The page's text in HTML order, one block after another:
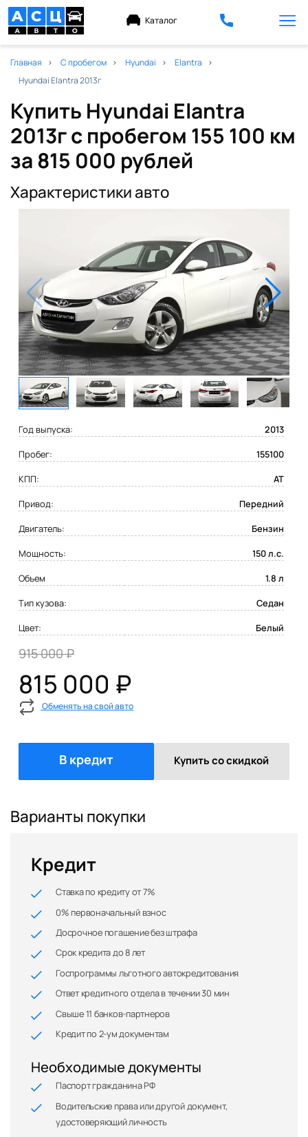
Каталог
Главная С пробегом Hyundai
Elantra
Hyundai Elantra 2013г
Купить Hyundai Elantra
2013г с пробегом 155 100 км
за 815 000 рублей
Характеристики авто
Год выпуска:
2013
Пробег:
155100
КПП:
AT
Привод:
Передний
Двигатель:
Бензин
Мощность:
150 л.с.
Объем
1.8 л
Тип кузова:
Седан
Цвет:
Белый
915 000 ₽
815 000 ₽
Обменять на свой авто
В кредит Купить со скидкой
Варианты покупки
Кредит
Ставка по кредиту от 7%
0% первоначальный взнос
Досрочное погашение без штрафа
Срок кредита до 8 лет
Госпрограммы льготного автокредитования
Ответ кредитного отдела в течении 30 мин
Свыше 11 банков-партнеров
Кредит по 2-ум документам
Необходимые документы
Паспорт гражданина РФ
Водительские права или другой документ,
удостоверяющий личность